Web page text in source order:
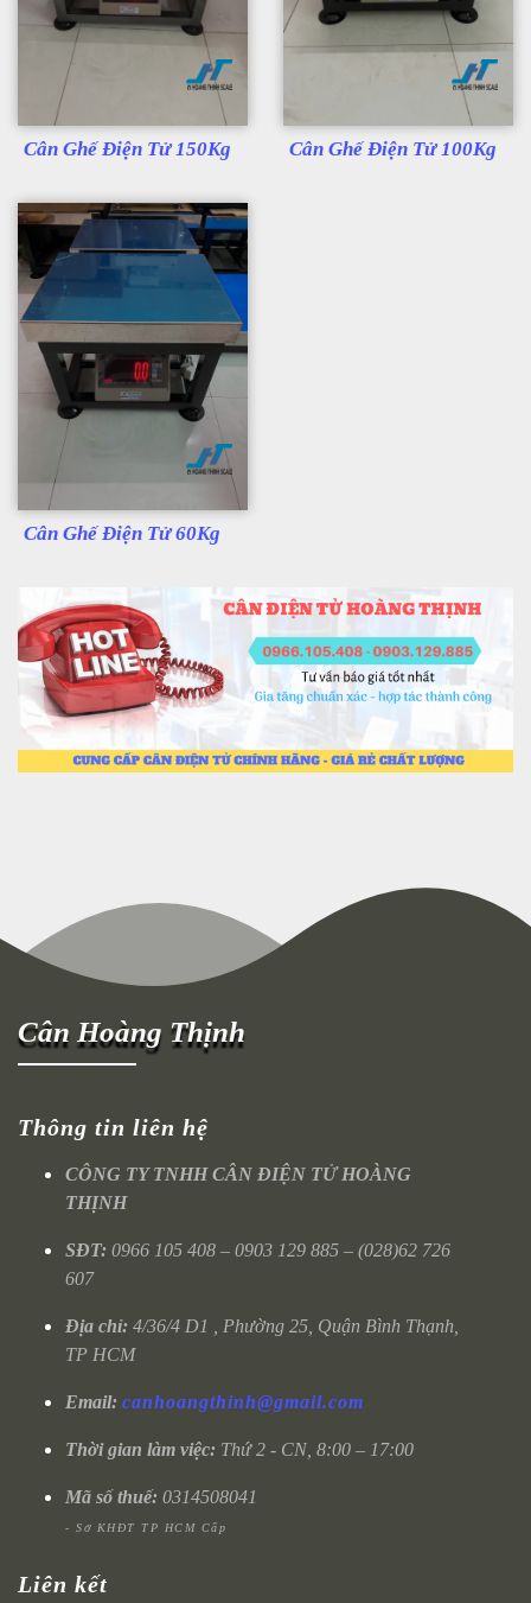
Cân Ghế Điện Tử 150Kg Cân Ghế Điện Tử 100Kg
Cân Ghế Điện Tử 60Kg
Cân Hoàng Thịnh
Thông tin liên hệ
CÔNG TY TNHH CÂN ĐIỆN TỬ HOÀNG
THỊNH
SĐT: 0966 105 408 – 0903 129 885 – (028)62 726
607
Địa chỉ: 4/36/4 D1 , Phường 25, Quận Bình Thạnh,
TP HCM
Email: canhoangthinh@gmail.com
Thời gian làm việc: Thứ 2 - CN, 8:00 – 17:00
Mã số thuế: 0314508041
- Sở KHĐT TP HCM Cấp
Liên kết